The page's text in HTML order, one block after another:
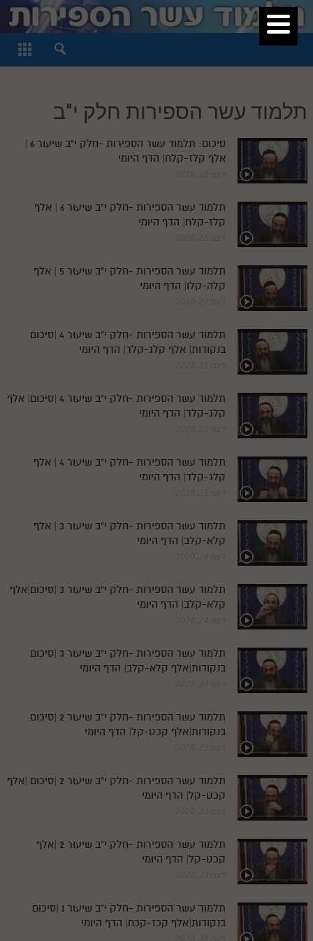
סגור
חלק ב
חלק ד
חלק ו
חלק ח
חלק ט
חלק יא
חלק יב
חלק יג
חלק יד
חלק ט"ז
בית שער הכוונות
שידור חי
הזמן סט תע"ס
הזמן סט תלמוד עשר הספירות
ספרים להורדה
תלמוד עשר הספירות בעיון
תע"ס חלק ב' עיון
תע"ס חלק ג' עיון
תלמוד עשר הספירות חלק ד
תלמוד עשר הספירות חלק ה
תלמוד עשר הספירות חלק ז
תלמוד עשר הספירות חלק ח
תלמוד עשר הספירות חלק ט
תלמוד עשר הספירות חלק י
תלמוד עשר הספירות חלק י"ב
סיכום: תלמוד עשר הספירות -חלק י"ב שיעור 6 |
אלף קלז-קלח| הדף היומי
תלמוד עשר הספירות -חלק י"ב שיעור 6 | אלף
קלז-קלח| הדף היומי
תלמוד עשר הספירות -חלק י"ב שיעור 5 | אלף
קלה-קלו| הדף היומי
תלמוד עשר הספירות -חלק י"ב שיעור 4 |סיכום
בנקודות| אלף קלג-קלד| הדף היומי
תלמוד עשר הספירות -חלק י"ב שיעור 4 |סיכום| אלף
קלג-קלד| הדף היומי
תלמוד עשר הספירות -חלק י"ב שיעור 4 | אלף
קלג-קלד| הדף היומי
תלמוד עשר הספירות -חלק י"ב שיעור 3 | אלף
קלא-קלב| הדף היומי
תלמוד עשר הספירות -חלק י"ב שיעור 3 |סיכום|אלף
קלא-קלב| הדף היומי
תלמוד עשר הספירות -חלק י"ב שיעור 3 |סיכום
בנקודות|אלף קלא-קלב| הדף היומי
תלמוד עשר הספירות -חלק י"ב שיעור 2 |סיכום
בנקודות|אלף קכט-קל| הדף היומי
תלמוד עשר הספירות -חלק י"ב שיעור 2 |סיכום |אלף
קכט-קל| הדף היומי
תלמוד עשר הספירות -חלק י"ב שיעור 2 |אלף
קכט-קל| הדף היומי
תלמוד עשר הספירות -חלק י"ב שיעור 1 |סיכום
בנקודות|אלף קכז-קכח| הדף היומי